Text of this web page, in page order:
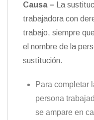
Causa – La
trabajadora con
trabajo, siempre
el nombre de la
sustitución.
Para completar
persona
se ampare en